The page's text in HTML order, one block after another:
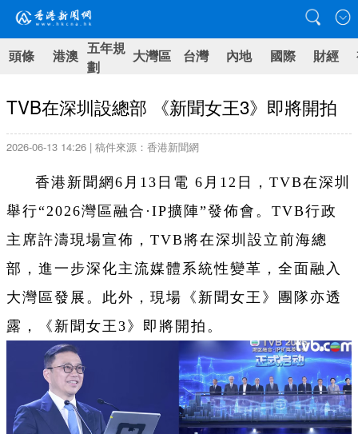
頭條 港澳 五年規
劃
大灣區 台灣 內地 國際 財經
TVB在深圳設總部 《新聞女王3》即將開拍
2026-06-13 14:26 | 稿件來源：香港新聞網
香港新聞網6月13日電 6月12日，TVB在深圳
舉行“2026灣區融合·IP擴陣”發佈會。TVB行政
主席許濤現場宣佈，TVB將在深圳設立前海總
部，進一步深化主流媒體系統性變革，全面融入
大灣區發展。此外，現場《新聞女王》團隊亦透
露，《新聞女王3》即將開拍。